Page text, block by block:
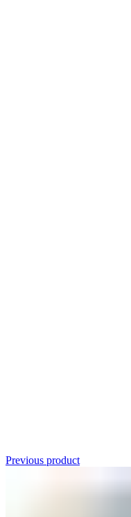
Previous product